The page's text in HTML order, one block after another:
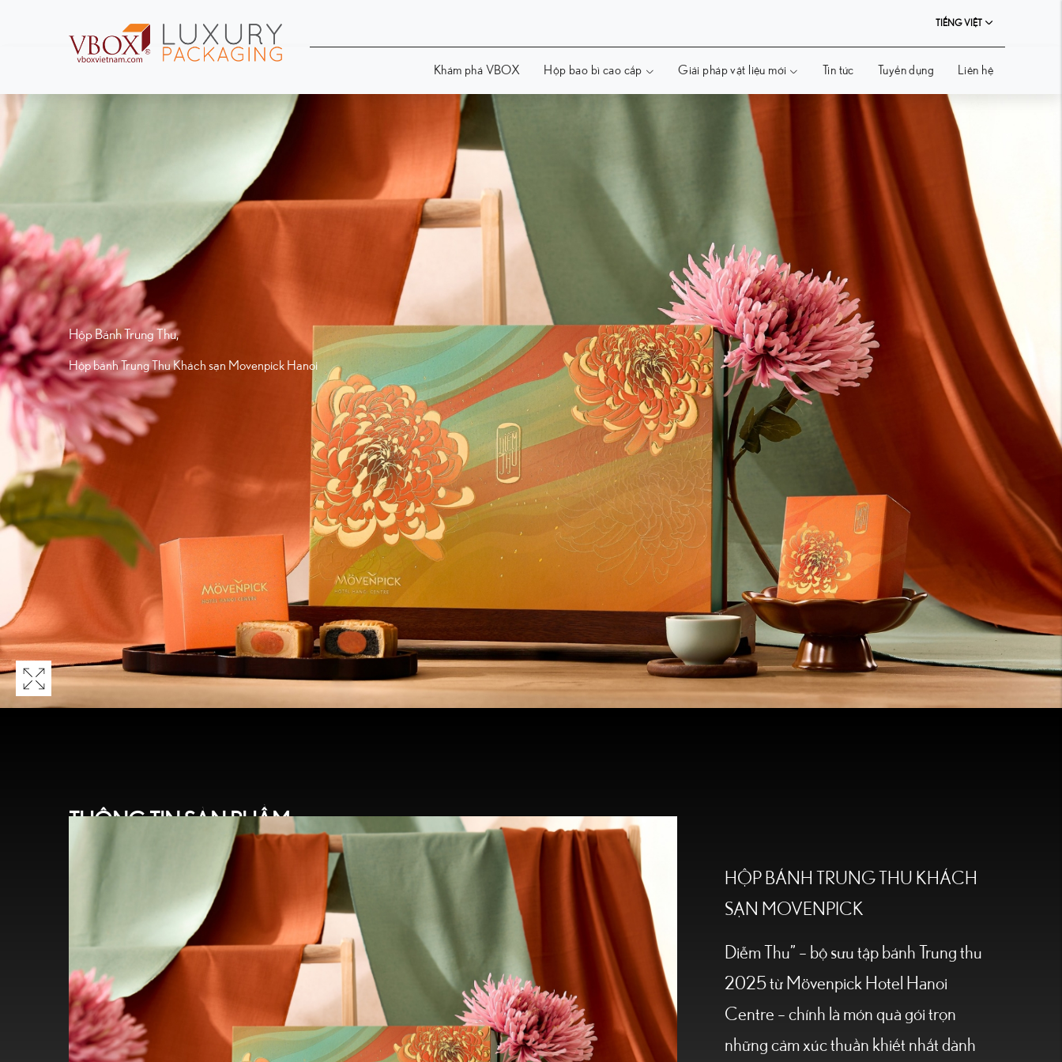
TIẾNG VIỆT
Khám phá VBOX Hộp bao bì cao cấp Giải pháp vật liệu mới Tin tức Tuyển dụng Liên hệ
Hộp Bánh Trung Thu,
Hộp bánh Trung Thu Khách sạn Movenpick Hanoi
THÔNG TIN SẢN PHẨM
HỘP BÁNH TRUNG THU KHÁCH
SẠN MOVENPICK
Diễm Thu” – bộ sưu tập bánh Trung thu
2025 từ Mövenpick Hotel Hanoi
Centre – chính là món quà gói trọn
những cảm xúc thuần khiết nhất dành